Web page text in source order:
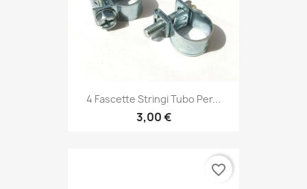
4 Fascette Stringi Tubo Per...
3,00 €
favorite_border